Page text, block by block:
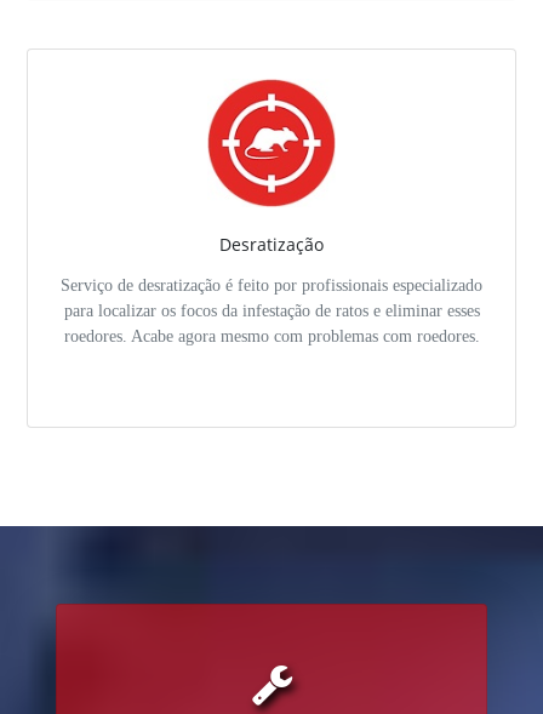
Desratização
Serviço de desratização é feito por profissionais especializado
para localizar os focos da infestação de ratos e eliminar esses
roedores. Acabe agora mesmo com problemas com roedores.